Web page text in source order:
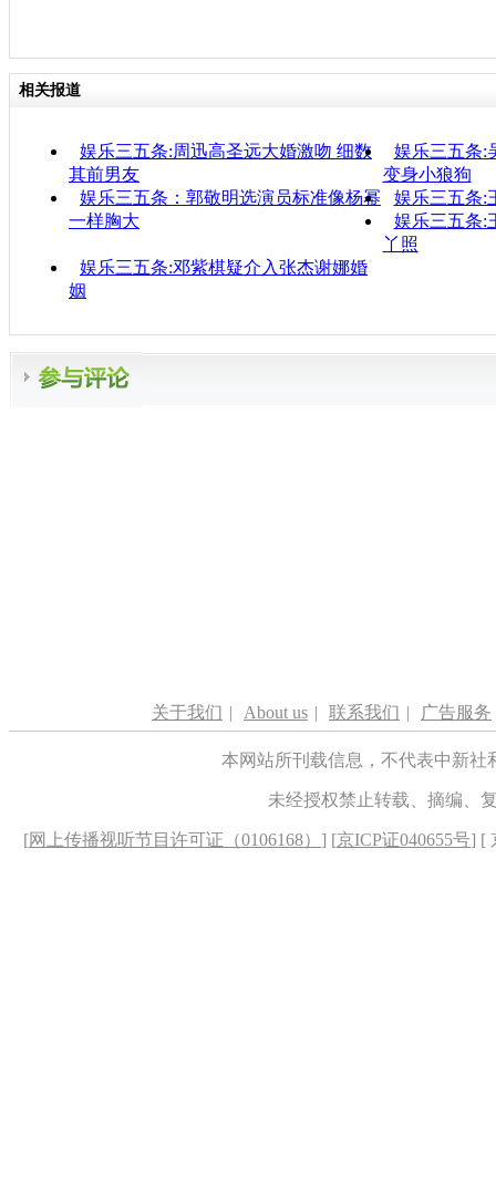
相关报道
娱乐三五条:周迅高圣远大婚激吻 细数
其前男友
娱乐三五条:
变身小狼狗
娱乐三五条：郭敬明选演员标准像杨幂
一样胸大
娱乐三五条:
娱乐三五条:
丫照
娱乐三五条:邓紫棋疑介入张杰谢娜婚
姻
关于我们 | About us | 联系我们 | 广告服务
本网站所刊载信息，不代表中新
未经授权禁止转载、摘编、
[网上传播视听节目许可证（0106168） ] [京ICP证040655号] [